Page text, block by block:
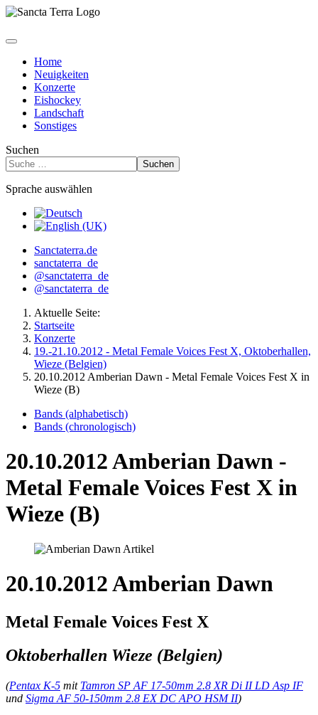
Home
Neuigkeiten
Konzerte
Eishockey
Landschaft
Sonstiges
Suchen
Suchen
Sprache auswählen
Sanctaterra.de
sanctaterra_de
@sanctaterra_de
@sanctaterra_de
Aktuelle Seite:
Startseite
Konzerte
19.-21.10.2012 - Metal Female Voices Fest X, Oktoberhallen,
Wieze (Belgien)
20.10.2012 Amberian Dawn - Metal Female Voices Fest X in
Wieze (B)
Bands (alphabetisch)
Bands (chronologisch)
20.10.2012 Amberian Dawn -
Metal Female Voices Fest X in
Wieze (B)
20.10.2012 Amberian Dawn
Metal Female Voices Fest X
Oktoberhallen Wieze (Belgien)
(Pentax K-5 mit Tamron SP AF 17-50mm 2.8 XR Di II LD Asp IF
und Sigma AF 50-150mm 2.8 EX DC APO HSM II)